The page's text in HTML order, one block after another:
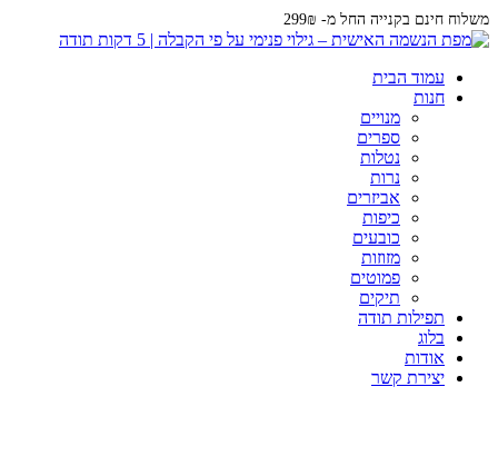
משלוח חינם בקנייה החל מ- 299₪
עמוד הבית
חנות
מנויים
ספרים
נטלות
נרות
אביזרים
כיפות
כובעים
מזוזות
פמוטים
תיקים
תפילות תודה
בלוג
אודות
יצירת קשר